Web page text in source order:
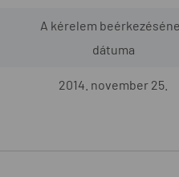
A kérelem
dátuma
2014. november 25.